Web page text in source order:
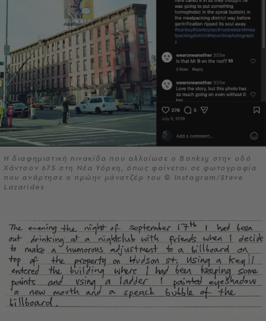
Η διαφημιστική πινακίδα που αλλοίωσε ο Banksy στην οδό
Χάντσον 675 στη Νέα Υόρκη, όπως φαίνεται σε φωτογραφία
που ανάρτησε ο πρώην μάνατζέρ του © Instagram/Steve
Lazarides